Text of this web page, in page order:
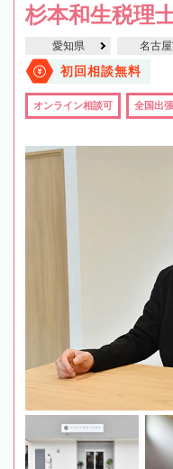
杉本和生税理
愛知県 名古
初回相談無料
オンライン相談可 全国出